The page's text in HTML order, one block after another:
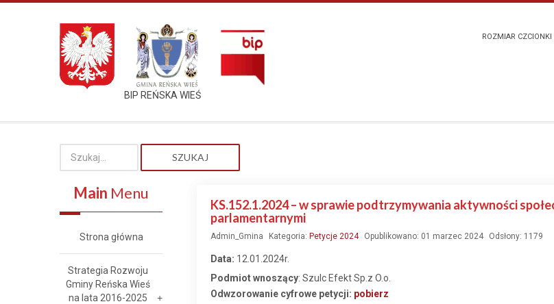
BIP REŃSKA WIEŚ
ROZMIAR CZCIONKI
SZUKAJ
KS.152.1.2024 – w sprawie podtrzymywania aktywności
parlamentarnymi
Admin_Gmina Kategoria: Petycje 2024 Opublikowano: 01 marzec 2024 Odsłony: 1179
Data: 12.01.2024r.
Podmiot wnoszący: Szulc Efekt Sp.z O.o.
Odwzorowanie cyfrowe petycji: pobierz
Main Menu
Strona główna
Strategia Rozwoju
Gminy Reńska Wieś
na lata 2016-2025